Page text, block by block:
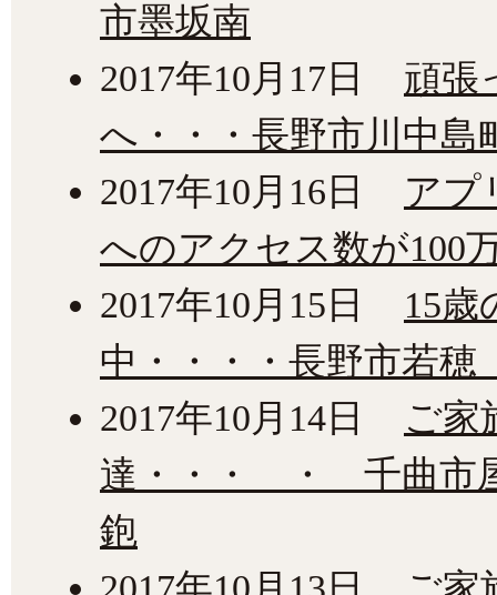
市墨坂南
2017年10月17日
頑張
へ・・・長野市川中
2017年10月16日
アプ
へのアクセス数が100
2017年10月15日
15歳
中・・・・長野市若
2017年10月14日
ご家
達・・・ ・ 千曲市
鉋